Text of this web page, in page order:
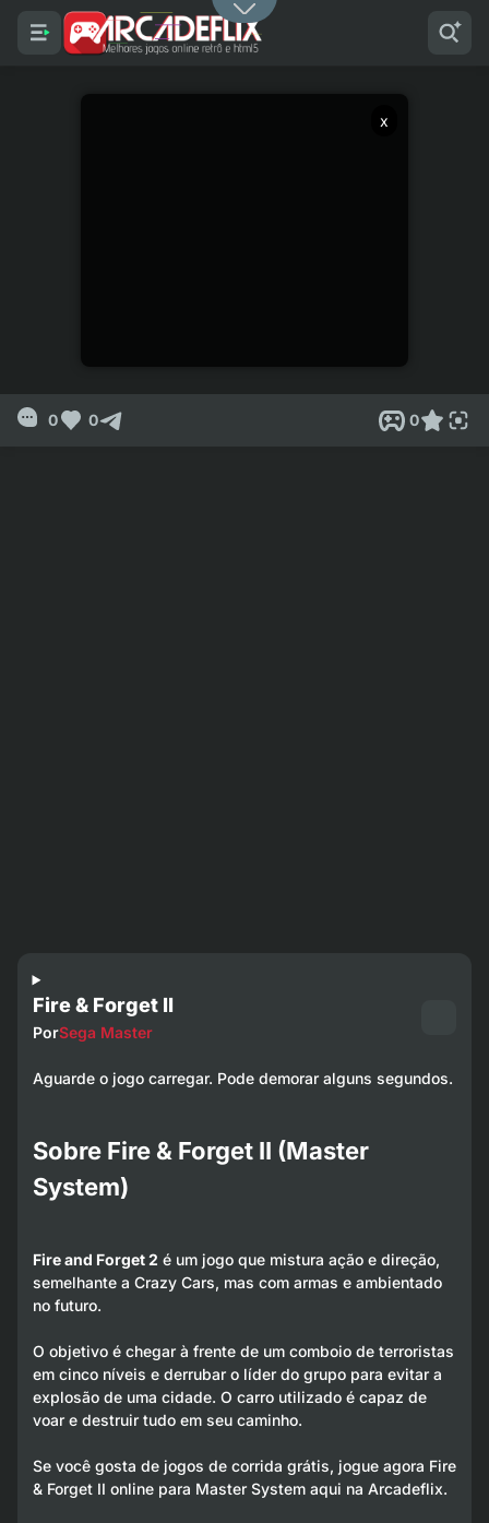
x
0 0 0
Fire & Forget II
PorSega Master
Aguarde o jogo carregar. Pode demorar alguns segundos.
Sobre Fire & Forget II (Master
System)
Fire and Forget 2 é um jogo que mistura ação e direção,
semelhante a Crazy Cars, mas com armas e ambientado
no futuro.
O objetivo é chegar à frente de um comboio de terroristas
em cinco níveis e derrubar o líder do grupo para evitar a
explosão de uma cidade. O carro utilizado é capaz de
voar e destruir tudo em seu caminho.
Se você gosta de jogos de corrida grátis, jogue agora Fire
& Forget II online para Master System aqui na Arcadeflix.